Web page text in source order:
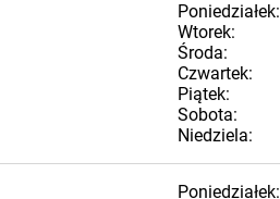
Poniedziałek:
Wtorek:
Środa:
Czwartek:
Piątek:
Sobota:
Niedziela:
Poniedziałek: